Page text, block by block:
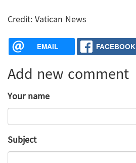
Credit: Vatican News
EMAIL FACEBOOK
Add new comment
Your name
Subject